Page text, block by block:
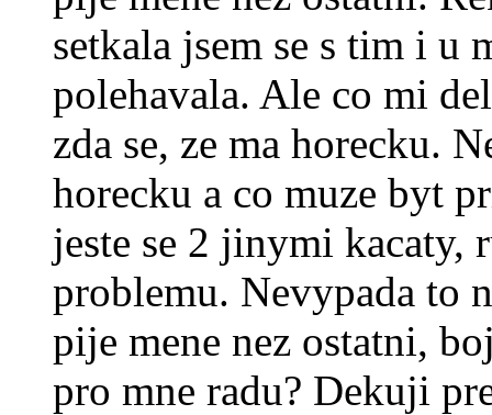
setkala jsem se s tim i u
polehavala. Ale co mi
zda se, ze ma horecku.
horecku a co muze byt
jeste se 2 jinymi kacaty,
problemu. Nevypada to
pije mene nez ostatni,
pro mne radu? Dekuji